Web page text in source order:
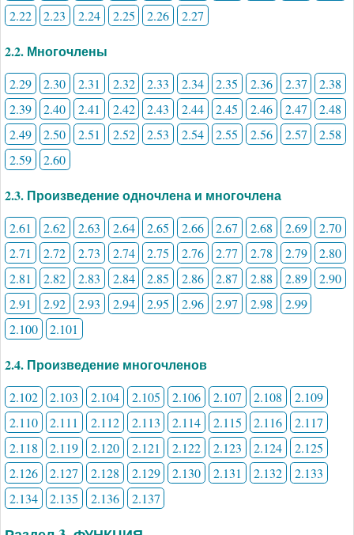
2.22
2.23 2.24 2.25 2.26 2.27
2.2. Многочлены
2.29 2.30 2.31 2.32 2.33 2.34 2.35 2.36 2.37
2.38
2.39
2.40 2.41 2.42 2.43 2.44 2.45 2.46 2.47
2.48
2.49
2.50 2.51 2.52 2.53 2.54 2.55 2.56 2.57
2.58
2.59
2.60
2.3. Произведение одночлена и многочлена
2.61 2.62 2.63 2.64 2.65 2.66 2.67 2.68 2.69
2.70
2.71
2.72 2.73 2.74 2.75 2.76 2.77 2.78 2.79
2.80
2.81
2.82 2.83 2.84 2.85 2.86 2.87 2.88 2.89
2.90
2.91
2.92 2.93 2.94 2.95 2.96 2.97 2.98
2.99
2.100
2.101
2.4. Произведение многочленов
2.102 2.103 2.104 2.105 2.106 2.107 2.108
2.109
2.110
2.111 2.112 2.113 2.114 2.115 2.116
2.117
2.118
2.119 2.120 2.121 2.122 2.123 2.124
2.125
2.126
2.127 2.128 2.129 2.130 2.131 2.132
2.133
2.134
2.135 2.136 2.137